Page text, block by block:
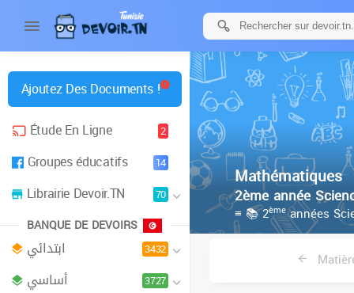
Ajoutez Des Documents !
Étude En Ligne
2
Groupes éducatifs 14
Librairie Devoir.TN 70
BANQUE DE DEVOIRS
ابتدائي 3432
أساسي 3727
Mathématiques
2ème année
≡ 📚 2èmeannées